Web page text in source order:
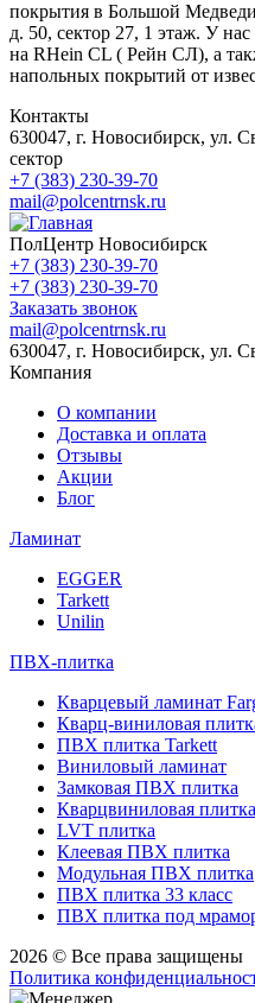
покрытия в Большой
д. 50, сектор 27, 1 этаж. У
на RHein CL ( Рейн СЛ), а
напольных покрытий от
Контакты
630047, г. Новосибирск, ул.
сектор
+7 (383) 230-39-70
mail@polcentrnsk.ru
ПолЦентр Новосибирск
+7 (383) 230-39-70
+7 (383) 230-39-70
Заказать звонок
mail@polcentrnsk.ru
630047, г. Новосибирск, ул.
Компания
О компании
Доставка и оплата
Отзывы
Акции
Блог
Ламинат
EGGER
Tarkett
Unilin
ПВХ-плитка
Кварцевый ламинат
Кварц-виниловая
ПВХ плитка Tarkett
Виниловый ламинат
Замковая ПВХ плитка
Кварцвиниловая плитка
LVT плитка
Клеевая ПВХ плитка
Модульная ПВХ плитка
ПВХ плитка 33 класс
ПВХ плитка под
2026 © Все права защищены
Политика